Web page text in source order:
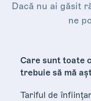
Dacă nu ai găsit
ne
Care sunt toate
trebuie să mă
Tariful de